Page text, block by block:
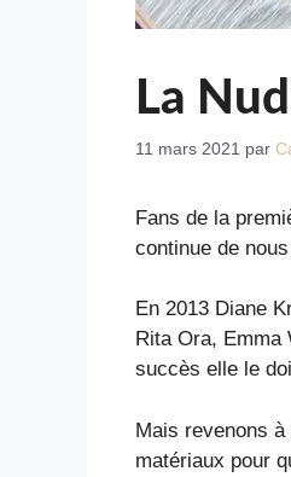
La
11 mars 2021 par
Fans de la
continue de
En 2013 Diane
Rita Ora,
succès elle le
Mais revenons
matériaux pour